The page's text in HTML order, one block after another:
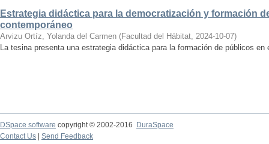
Estrategia didáctica para la democratización y formación
contemporáneo
Arvizu Ortíz, Yolanda del Carmen (Facultad del Hábitat, 2024-10-07)
La tesina presenta una estrategia didáctica para la formación de públicos en
DSpace software copyright © 2002-2016
DuraSpace
Contact Us
Send Feedback